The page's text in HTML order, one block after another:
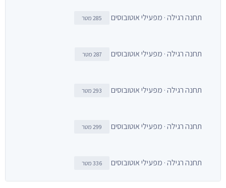
תחנה רגילה · מפעילי אוטובוסים 285 מטר
תחנה רגילה · מפעילי אוטובוסים 287 מטר
תחנה רגילה · מפעילי אוטובוסים 293 מטר
תחנה רגילה · מפעילי אוטובוסים 299 מטר
תחנה רגילה · מפעילי אוטובוסים 336 מטר